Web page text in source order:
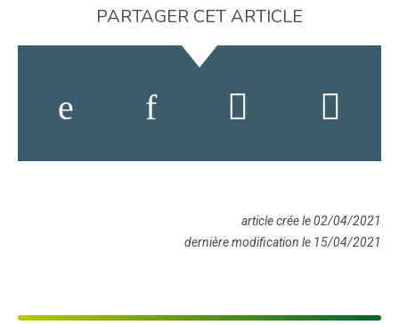
PARTAGER CET ARTICLE
article crée le 02/04/2021
dernière modification le 15/04/2021